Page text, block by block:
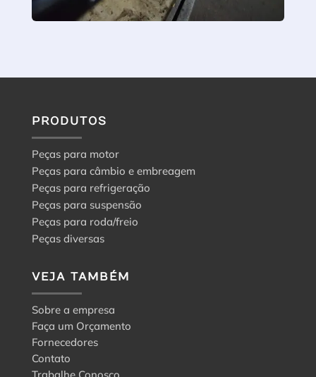
PRODUTOS
Peças para motor
Peças para câmbio e embreagem
Peças para refrigeração
Peças para suspensão
Peças para roda/freio
Peças diversas
VEJA TAMBÉM
Sobre a empresa
Faça um Orçamento
Fornecedores
Contato